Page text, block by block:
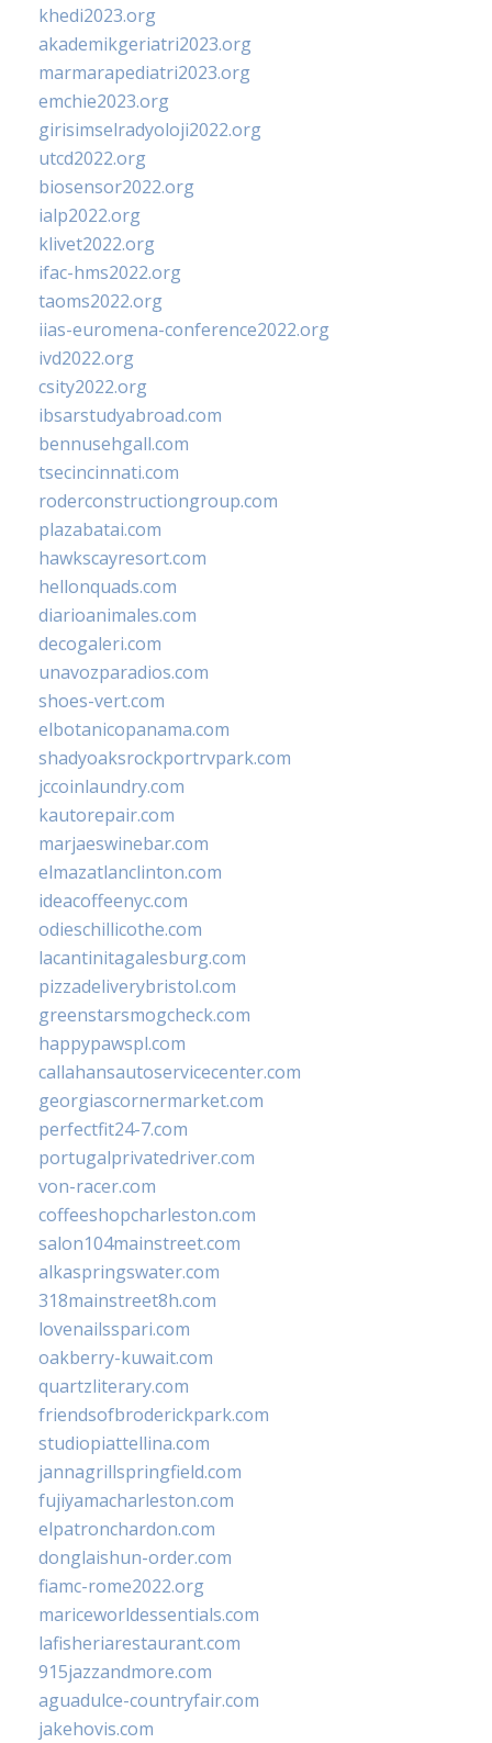
khedi2023.org
akademikgeriatri2023.org
marmarapediatri2023.org
emchie2023.org
girisimselradyoloji2022.org
utcd2022.org
biosensor2022.org
ialp2022.org
klivet2022.org
ifac-hms2022.org
taoms2022.org
iias-euromena-conference2022.org
ivd2022.org
csity2022.org
ibsarstudyabroad.com
bennusehgall.com
tsecincinnati.com
roderconstructiongroup.com
plazabatai.com
hawkscayresort.com
hellonquads.com
diarioanimales.com
decogaleri.com
unavozparadios.com
shoes-vert.com
elbotanicopanama.com
shadyoaksrockportrvpark.com
jccoinlaundry.com
kautorepair.com
marjaeswinebar.com
elmazatlanclinton.com
ideacoffeenyc.com
odieschillicothe.com
lacantinitagalesburg.com
pizzadeliverybristol.com
greenstarsmogcheck.com
happypawspl.com
callahansautoservicecenter.com
georgiascornermarket.com
perfectfit24-7.com
portugalprivatedriver.com
von-racer.com
coffeeshopcharleston.com
salon104mainstreet.com
alkaspringswater.com
318mainstreet8h.com
lovenailsspari.com
oakberry-kuwait.com
quartzliterary.com
friendsofbroderickpark.com
studiopiattellina.com
jannagrillspringfield.com
fujiyamacharleston.com
elpatronchardon.com
donglaishun-order.com
fiamc-rome2022.org
mariceworldessentials.com
lafisheriarestaurant.com
915jazzandmore.com
aguadulce-countryfair.com
jakehovis.com